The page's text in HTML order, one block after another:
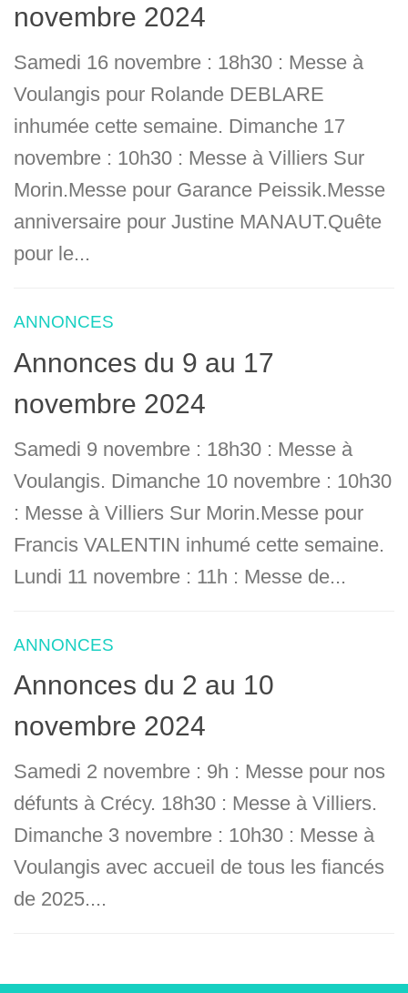
novembre 2024
Samedi 16 novembre : 18h30 : Messe à
Voulangis pour Rolande DEBLARE
inhumée cette semaine. Dimanche 17
novembre : 10h30 : Messe à Villiers Sur
Morin.Messe pour Garance Peissik.Messe
anniversaire pour Justine MANAUT.Quête
pour le...
ANNONCES
Annonces du 9 au 17
novembre 2024
Samedi 9 novembre : 18h30 : Messe à
Voulangis. Dimanche 10 novembre : 10h30
: Messe à Villiers Sur Morin.Messe pour
Francis VALENTIN inhumé cette semaine.
Lundi 11 novembre : 11h : Messe de...
ANNONCES
Annonces du 2 au 10
novembre 2024
Samedi 2 novembre : 9h : Messe pour nos
défunts à Crécy. 18h30 : Messe à Villiers.
Dimanche 3 novembre : 10h30 : Messe à
Voulangis avec accueil de tous les fiancés
de 2025....